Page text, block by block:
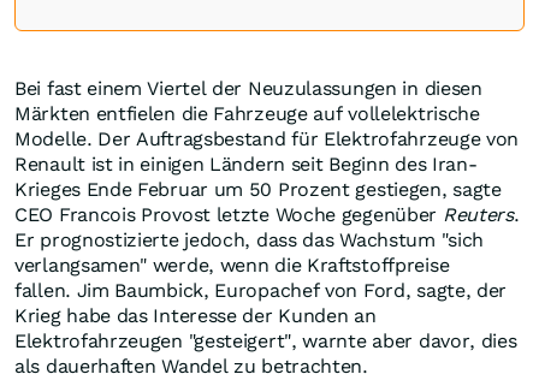
Bei fast einem Viertel der Neuzulassungen in diesen
Märkten entfielen die Fahrzeuge auf vollelektrische
Modelle. Der Auftragsbestand für Elektrofahrzeuge von
Renault ist in einigen Ländern seit Beginn des Iran-
Krieges Ende Februar um 50 Prozent gestiegen, sagte
CEO Francois Provost letzte Woche gegenüber Reuters.
Er prognostizierte jedoch, dass das Wachstum "sich
verlangsamen" werde, wenn die Kraftstoffpreise
fallen. Jim Baumbick, Europachef von Ford, sagte, der
Krieg habe das Interesse der Kunden an
Elektrofahrzeugen "gesteigert", warnte aber davor, dies
als dauerhaften Wandel zu betrachten.